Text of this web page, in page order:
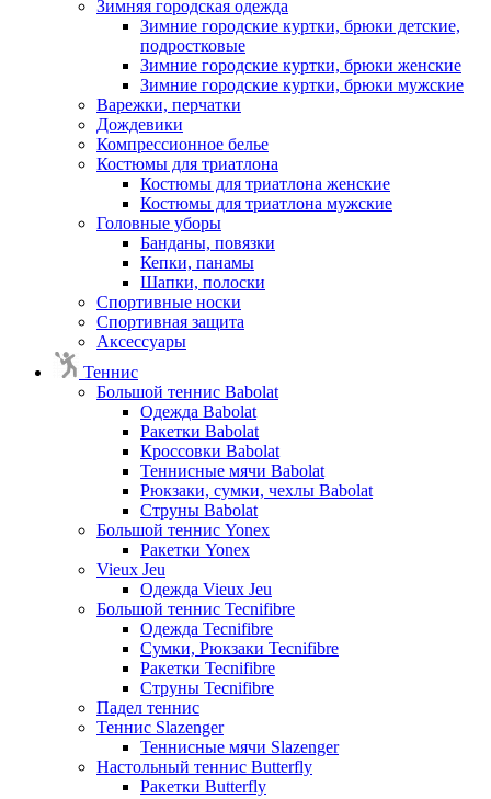
Зимняя городская одежда
Зимние городские куртки, брюки детские,
подростковые
Зимние городские куртки, брюки женские
Зимние городские куртки, брюки мужские
Варежки, перчатки
Дождевики
Компрессионное белье
Костюмы для триатлона
Костюмы для триатлона женские
Костюмы для триатлона мужские
Головные уборы
Банданы, повязки
Кепки, панамы
Шапки, полоски
Спортивные носки
Спортивная защита
Аксессуары
Теннис
Большой теннис Babolat
Одежда Babolat
Ракетки Babolat
Кроссовки Babolat
Теннисные мячи Babolat
Рюкзаки, сумки, чехлы Babolat
Струны Babolat
Большой теннис Yonex
Ракетки Yonex
Vieux Jeu
Одежда Vieux Jeu
Большой теннис Tecnifibre
Одежда Tecnifibre
Сумки, Рюкзаки Tecnifibre
Ракетки Tecnifibre
Струны Tecnifibre
Падел теннис
Теннис Slazenger
Теннисные мячи Slazenger
Настольный теннис Butterfly
Ракетки Butterfly